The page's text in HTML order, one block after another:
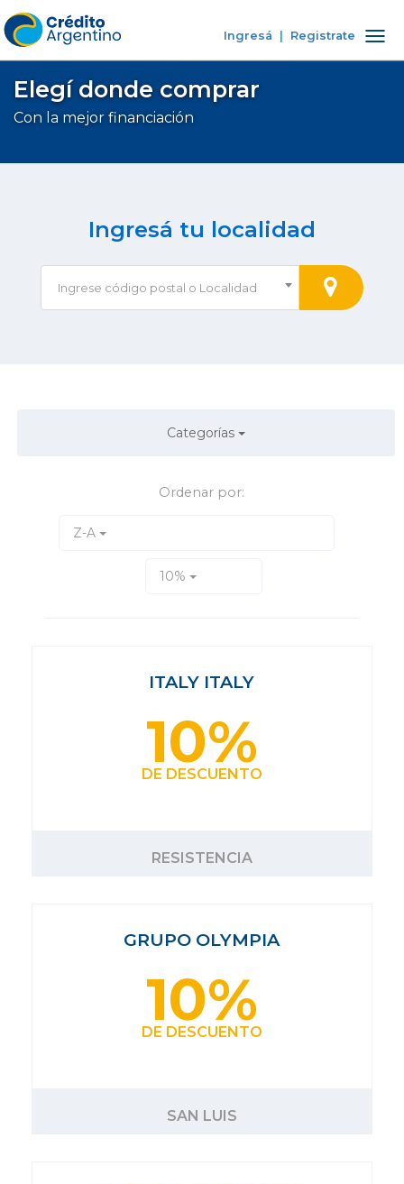
Ingresá Registrate
Elegí donde comprar
Con la mejor financiación
Ingresá tu localidad
Ingrese código postal o Localidad
Categorías
Ordenar por:
Z-A
10%
ITALY ITALY
10%
DE DESCUENTO
RESISTENCIA
GRUPO OLYMPIA
10%
DE DESCUENTO
SAN LUIS